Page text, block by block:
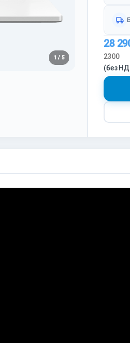
1 / 5
28
2300
(без